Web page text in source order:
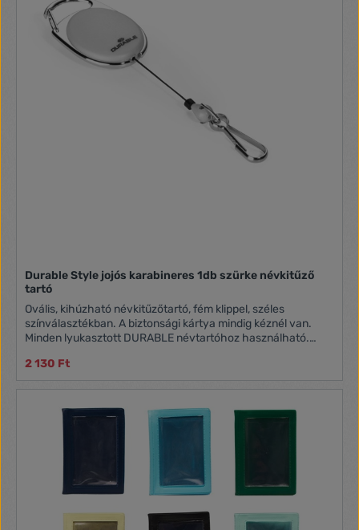
Durable Style jojós karabineres 1db szürke névkitűző
tartó
Ovális, kihúzható névkitűzőtartó, fém klippel, széles
színválasztékban. A biztonsági kártya mindig kéznél van.
Minden lyukasztott DURABLE névtartóhoz használható.
2 130 Ft